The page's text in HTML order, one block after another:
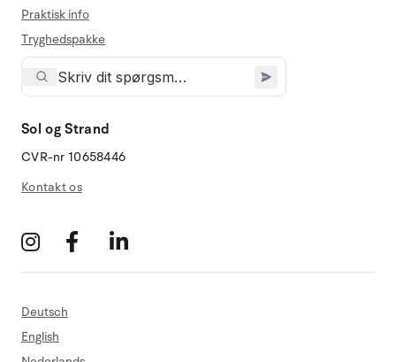
Praktisk info
Tryghedspakke
Sol og Strand
CVR-nr 10658446
Kontakt os
Deutsch
English